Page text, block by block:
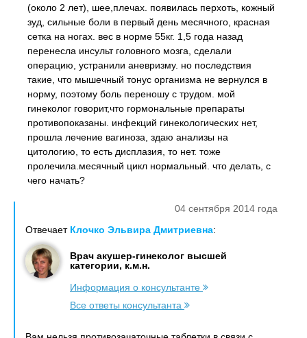
(около 2 лет), шее,плечах. появилась перхоть, кожный
зуд, сильные боли в первый день месячного, красная
сетка на ногах. вес в норме 55кг. 1,5 года назад
перенесла инсульт головного мозга, сделали
операцию, устранили аневризму. но последствия
такие, что мышечный тонус организма не вернулся в
норму, поэтому боль переношу с трудом. мой
гинеколог говорит,что гормональные препараты
противопоказаны. инфекций гинекологических нет,
прошла лечение вагиноза, здаю анализы на
цитологию, то есть дисплазия, то нет. тоже
пролечила.месячный цикл нормальный. что делать, с
чего начать?
04 сентября 2014 года
Отвечает Клочко Эльвира Дмитриевна:
Врач акушер-гинеколог высшей
категории, к.м.н.
Информация о консультанте
Все ответы консультанта